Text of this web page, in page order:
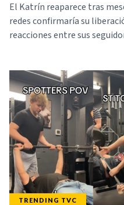
El Katrín reaparece tras
redes confirmaría su
reacciones entre sus
TRENDING TVC